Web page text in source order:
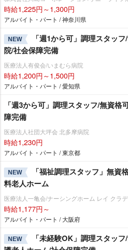
時給1,225円～1,300円
アルバイト・パート / 神奈川県
NEW
「週1から可」調理スタッ
院/社会保障完備
医療法人有俊会/いまむら病院
時給1,200円～1,500円
アルバイト・パート / 愛知県
「週3から可」調理スタッフ/無資
障完備
医療法人社団大坪会 北多摩病院
時給1,230円
アルバイト・パート / 東京都
NEW
「福祉調理スタッフ」無資
料老人ホーム
医療法人一亀会/ナーシングホーム レイ クラ
時給1,177円～
アルバイト・パート / 大阪府
NEW
「未経験OK」調理スタッ